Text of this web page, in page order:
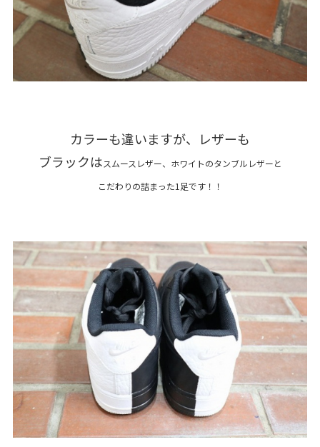
カラーも違いますが、レザーも
ブラックはスムースレザー、ホワイトのタンブルレザーと
こだわりの詰まった1足です！！